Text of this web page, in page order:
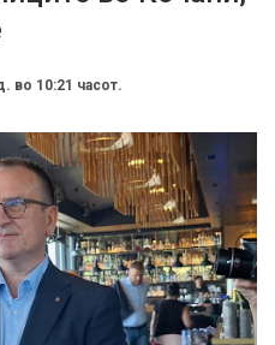
во 10:21 часот.